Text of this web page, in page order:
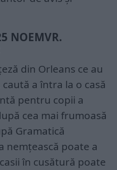
NOEMVR.
din Orleans ce au
a întra la o casă
pentru copii a
cea mai frumoasă
Gramatică
nemțească poate a
în cusătură poate